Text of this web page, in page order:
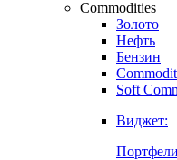
Commodities
Золото
Нефть
Бензин
Soft
Виджет: